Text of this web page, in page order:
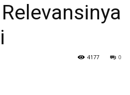
0
4177